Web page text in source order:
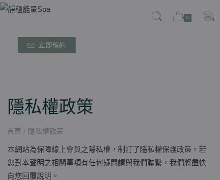
0
立即預約
隱私權政策
首頁 / 隱私權政策
本網站為保障線上會員之隱私權，制訂了隱私權保護政策。若
您對本聲明之相關事項有任何疑問請與我們聯繫，我們將盡快
向您回覆說明。